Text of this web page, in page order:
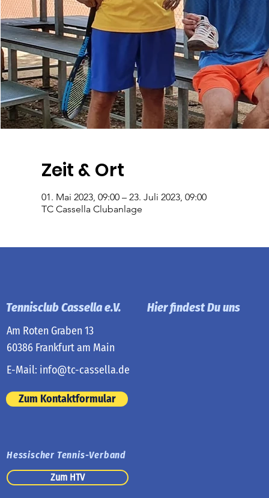
Zeit & Ort
01. Mai 2023, 09:00 – 23. Juli 2023, 09:00
TC Cassella Clubanlage
Tennisclub Cassella e.V.
Am Roten Graben 13
60386 Frankfurt am Main
E-Mail: info@tc-cassella.de
Zum Kontaktformular
Hessischer Tennis-Verband
Zum HTV
Hier findest Du uns